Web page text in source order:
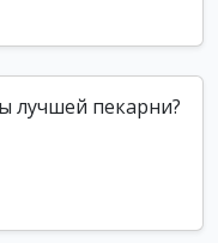
лучшей пекарни?